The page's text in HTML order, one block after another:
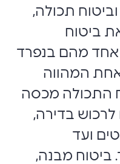
תכולה,
ביטוח
אחד מהם בנפרד
המהווה
התכולה מכסה
לרכוש בדירה,
ועד
ביטוח מבנה,